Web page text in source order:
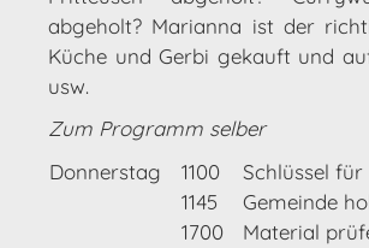
abgeholt? Marianna ist der
Küche und Gerbi gekauft und
usw.
Zum Programm selber
Donnerstag 1100
1145
1700
Schlüssel
Gemeinde
Material